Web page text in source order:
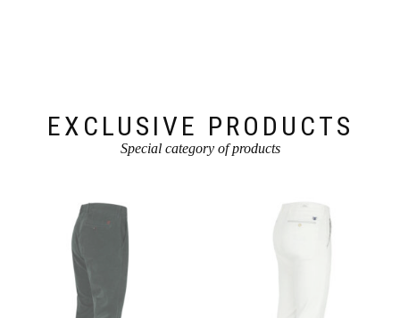
werden
EXCLUSIVE PRODUCTS
Special category of products